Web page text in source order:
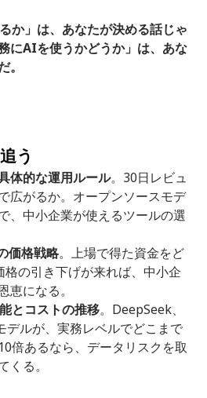
か」は、あなたが決める話じゃ
にAIを使うかどうか」は、あな
。
う
体的な運用ルール。30日レビュ
広がるか。オープンソースモデ
、中小企業が使えるツールの選
価格戦略。上場で得た資金をど
の引き下げが来れば、中小企
恵になる。
とコストの推移。DeepSeek、
デルが、実務レベルでどこまで
倍あるなら、データリスクを取
くる。